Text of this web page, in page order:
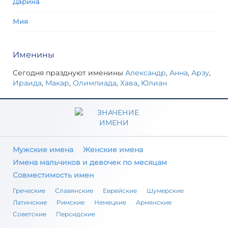
Мия
Именины
Сегодня празднуют именины Александр, Анна, Арзу,
Ираида, Макар, Олимпиада, Хава, Юлиан
Мужские имена
Женские имена
Имена мальчиков и девочек по месяцам
Совместимость имен
Греческие Славянские Еврейские
Шумерские
Латинские
Римские Немецкие
Армянские
Советские
Персидские